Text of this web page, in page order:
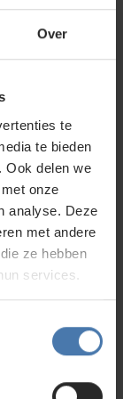
Over
te
te bieden
Ook delen we
onze
analyse. Deze
met andere
ze hebben
services.
onder
doorgaans iets
Dit maakt
maakt
ontvanger
werkt.
afstand nog
Voor lange
groot bereik
werken.
Zeker bij